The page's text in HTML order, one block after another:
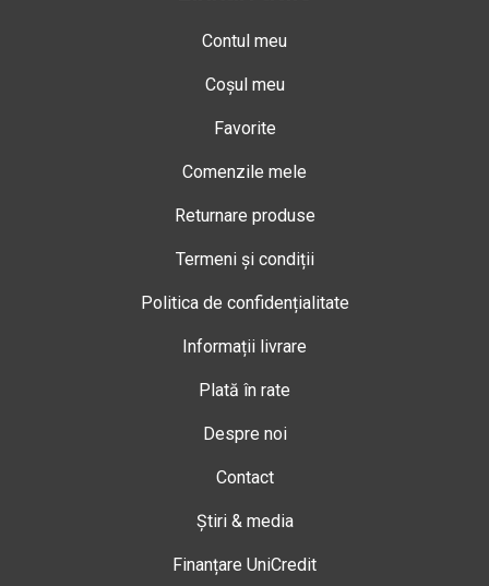
Contul meu
Coșul meu
Favorite
Comenzile mele
Returnare produse
Termeni și condiții
Politica de confidențialitate
Informații livrare
Plată în rate
Despre noi
Contact
Știri & media
Finanțare UniCredit